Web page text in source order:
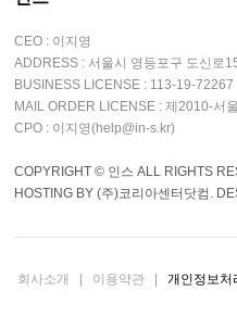
CEO : 이지영
ADDRESS : 서울시 영등포구 도신로
BUSINESS LICENSE : 113-19-72267
MAIL ORDER LICENSE : 제2010-서
CPO : 이지영(help@in-s.kr)
COPYRIGHT © 인스 ALL RIGHTS
HOSTING BY (주)코리아센터닷컴.
회사소개 이용약관 개인정보처